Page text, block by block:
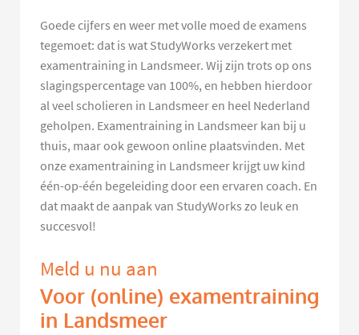
Goede cijfers en weer met volle moed de examens
tegemoet: dat is wat StudyWorks verzekert met
examentraining in Landsmeer. Wij zijn trots op ons
slagingspercentage van 100%, en hebben hierdoor
al veel scholieren in Landsmeer en heel Nederland
geholpen. Examentraining in Landsmeer kan bij u
thuis, maar ook gewoon online plaatsvinden. Met
onze examentraining in Landsmeer krijgt uw kind
één-op-één begeleiding door een ervaren coach. En
dat maakt de aanpak van StudyWorks zo leuk en
succesvol!
Meld u nu aan
Voor (online) examentraining
in Landsmeer